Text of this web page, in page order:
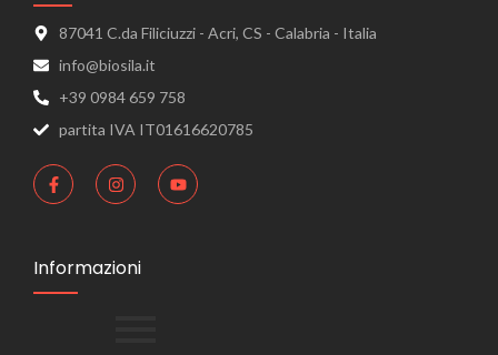
87041 C.da Filiciuzzi - Acri, CS - Calabria - Italia
info@biosila.it
+39 0984 659 758
partita IVA IT01616620785
Informazioni